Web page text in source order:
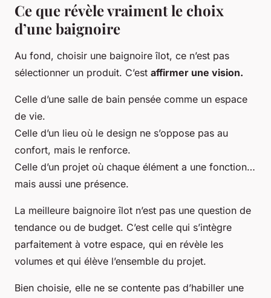
Ce que révèle vraiment le choix
d’une baignoire
Au fond, choisir une baignoire îlot, ce n’est pas
sélectionner un produit. C’est affirmer une vision.
Celle d’une salle de bain pensée comme un espace
de vie.
Celle d’un lieu où le design ne s’oppose pas au
confort, mais le renforce.
Celle d’un projet où chaque élément a une fonction…
mais aussi une présence.
La meilleure baignoire îlot n’est pas une question de
tendance ou de budget. C’est celle qui s’intègre
parfaitement à votre espace, qui en révèle les
volumes et qui élève l’ensemble du projet.
Bien choisie, elle ne se contente pas d’habiller une